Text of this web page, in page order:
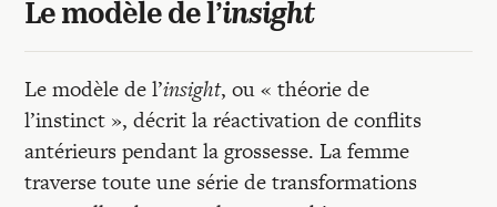
Le modèle de l’insight
Le modèle de l’insight, ou « théorie de
l’instinct », décrit la réactivation de conflits
antérieurs pendant la grossesse. La femme
traverse toute une série de transformations